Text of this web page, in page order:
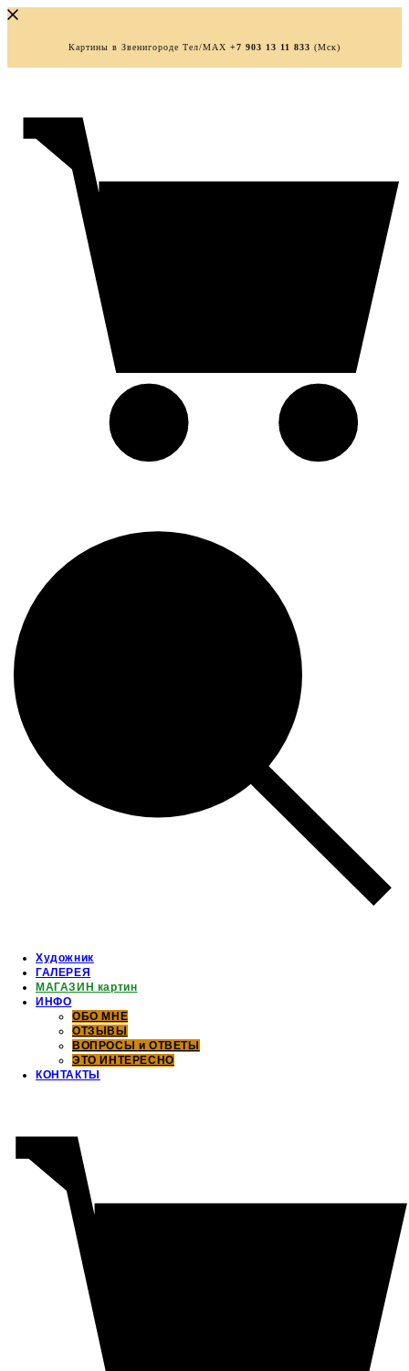
Картины в Звенигороде Тел/MAX +7 903 13 11 833 (Мск)
Художник
ГАЛЕРЕЯ
МАГАЗИН картин
ИНФО
ОБО МНЕ
ОТЗЫВЫ
ВОПРОСЫ и ОТВЕТЫ
ЭТО ИНТЕРЕСНО
КОНТАКТЫ